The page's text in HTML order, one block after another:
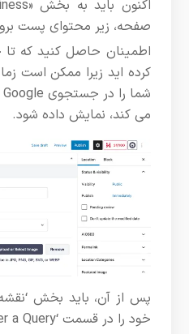
صفحه، زیر محتوای پست
اطمینان حاصل کنید که تا
کرده اید زیرا ممکن است
می کند، نمایش داده شود.
پس از آن، باید بخش
خود را در قسمت ‘Enter a Query’ وارد کنید.